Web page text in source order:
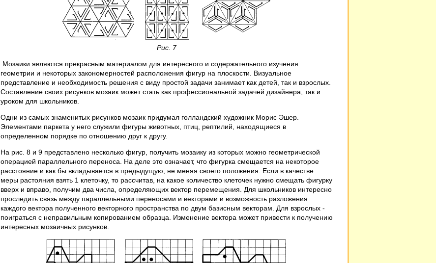
Рис. 7
Мозаики являются прекрасным материалом для интересного и содержательного изучения
геометрии и некоторых закономерностей расположения фигур на плоскости. Визуальное
представление и необходимость решения с виду простой задачи занимает как детей, так и взрослых.
Составление своих рисунков мозаик может стать как профессиональной задачей дизайнера, так и
уроком для школьников.
Одни из самых знаменитых рисунков мозаик придумал голландский художник Морис Эшер.
Элементами паркета у него служили фигуры животных, птиц, рептилий, находящиеся в
определенном порядке по отношению друг к другу.
На рис. 8 и 9 представлено несколько фигур, получить мозаику из которых можно геометрической
операцией параллельного переноса. На деле это означает, что фигурка смещается на некоторое
расстояние и как бы вкладывается в предыдущую, не меняя своего положения. Если в качестве
меры растояния взять 1 клеточку, то рассчитав, на какое количество клеточек нужно смещать фигурку
вверх и вправо, получим два числа, определяющих вектор перемещения. Для школьников интересно
проследить связь между параллельными переносами и векторами и возможность разложения
каждого вектора полученного векторного пространства по двум базисным векторам. Для взрослых -
поиграться с неправильным копированием образца. Изменение вектора может привести к получению
интересных мозаичных рисунков.